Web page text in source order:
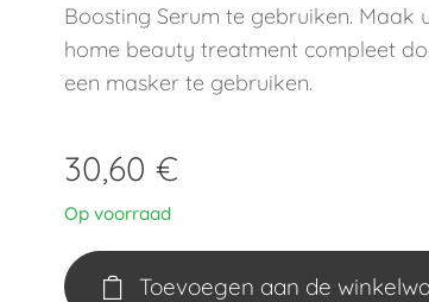
Boosting Serum te gebruiken. Maak
home beauty treatment compleet
een masker te gebruiken.
30,60 €
Op voorraad
Toevoegen aan de